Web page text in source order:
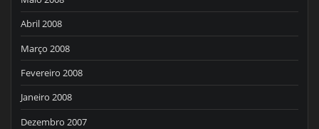
Abril 2008
Março 2008
Fevereiro 2008
Janeiro 2008
Dezembro 2007